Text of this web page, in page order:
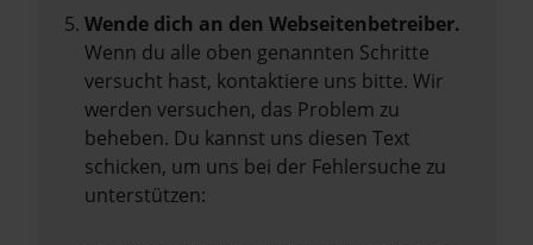
Wende dich an den Webseitenbetreiber.
Wenn du alle oben genannten Schritte
versucht hast, kontaktiere uns bitte. Wir
werden versuchen, das Problem zu
beheben. Du kannst uns diesen Text
schicken, um uns bei der Fehlersuche zu
unterstützen: